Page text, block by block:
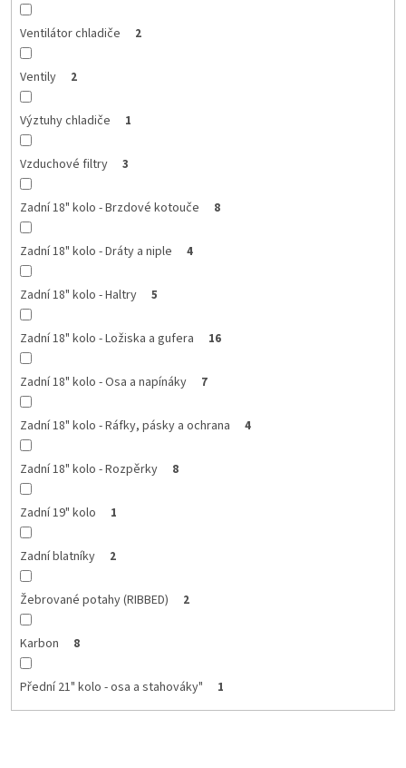
Ventilátor chladiče 2
Ventily 2
Výztuhy chladiče 1
Vzduchové filtry 3
Zadní 18" kolo - Brzdové kotouče 8
Zadní 18" kolo - Dráty a niple 4
Zadní 18" kolo - Haltry 5
Zadní 18" kolo - Ložiska a gufera 16
Zadní 18" kolo - Osa a napínáky 7
Zadní 18" kolo - Ráfky, pásky a ochrana 4
Zadní 18" kolo - Rozpěrky 8
Zadní 19" kolo 1
Zadní blatníky 2
Žebrované potahy (RIBBED) 2
Karbon 8
Přední 21" kolo - osa a stahováky" 1